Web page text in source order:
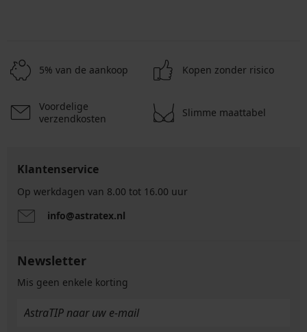
5% van de aankoop Kopen zonder risico
Voordelige
verzendkosten
Slimme maattabel
Klantenservice
Op werkdagen van 8.00 tot 16.00 uur
info@astratex.nl
Newsletter
Mis geen enkele korting